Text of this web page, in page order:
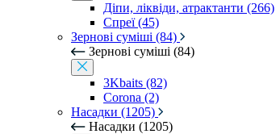
Діпи, ліквіди, атрактанти (266)
Спреї (45)
Зернові суміші (84)
Зернові суміші (84)
3Kbaits (82)
Corona (2)
Насадки (1205)
Насадки (1205)